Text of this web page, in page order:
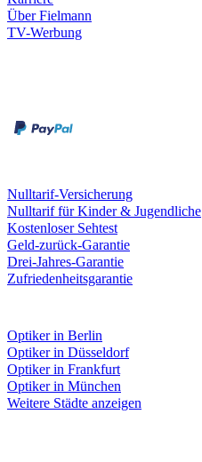
Über Fielmann
TV-Werbung
Nulltarif-Versicherung
Nulltarif für Kinder & Jugendliche
Kostenloser Sehtest
Geld-zurück-Garantie
Drei-Jahres-Garantie
Zufriedenheitsgarantie
Optiker in Berlin
Optiker in Düsseldorf
Optiker in Frankfurt
Optiker in München
Weitere Städte anzeigen